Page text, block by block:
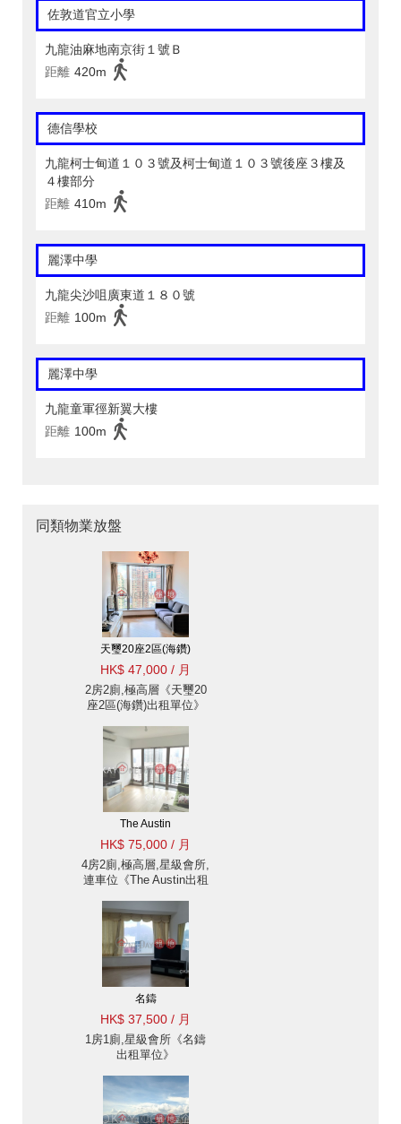
佐敦道官立小學
九龍油麻地南京街１號Ｂ
距離 420m
德信學校
九龍柯士甸道１０３號及柯士甸道１０３號後座３樓及
４樓部分
距離 410m
麗澤中學
九龍尖沙咀廣東道１８０號
距離 100m
麗澤中學
九龍童軍徑新翼大樓
距離 100m
同類物業放盤
天璽20座2區(海鑽)
HK$ 47,000 / 月
2房2廁,極高層《天璽20
座2區(海鑽)出租單位》
The Austin
HK$ 75,000 / 月
4房2廁,極高層,星級會所,
連車位《The Austin出租
名鑄
HK$ 37,500 / 月
1房1廁,星級會所《名鑄
出租單位》